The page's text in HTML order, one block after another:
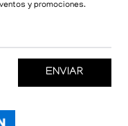
y promociones.
ENVIAR